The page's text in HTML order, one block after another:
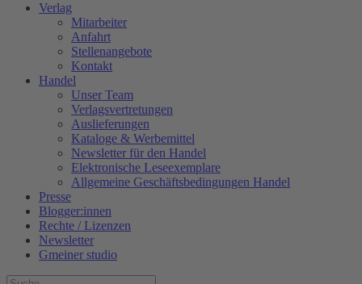
Verlag
Mitarbeiter
Anfahrt
Stellenangebote
Kontakt
Handel
Unser Team
Verlagsvertretungen
Auslieferungen
Kataloge & Werbemittel
Newsletter für den Handel
Elektronische Leseexemplare
Allgemeine Geschäftsbedingungen Handel
Presse
Blogger:innen
Rechte / Lizenzen
Newsletter
Gmeiner studio